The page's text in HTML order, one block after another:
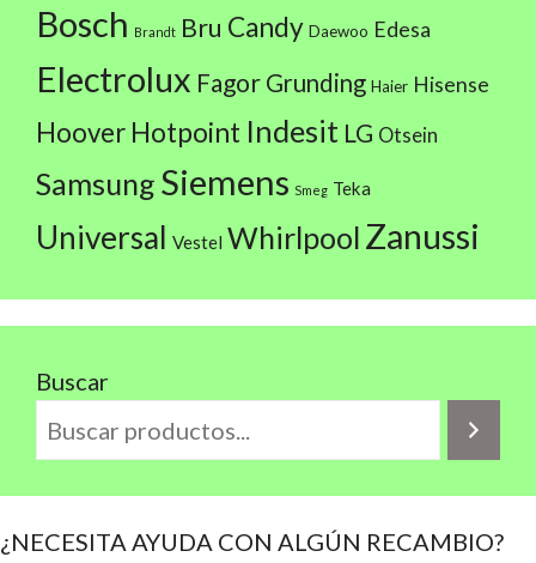
Bosch Brandt Bru Candy Daewoo Edesa
Electrolux Fagor Grunding Haier Hisense
Hoover Hotpoint Indesit LG Otsein
Samsung Siemens Smeg Teka
Universal Vestel Whirlpool Zanussi
Buscar
¿NECESITA AYUDA CON ALGÚN RECAMBIO?